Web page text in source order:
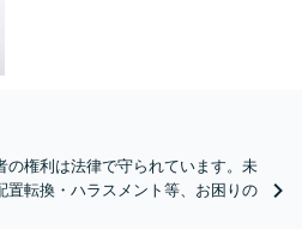
の権利は法律で守られています。未
置転換・ハラスメント等、お困りの